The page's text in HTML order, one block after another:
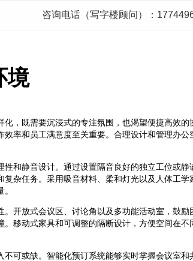
咨询电话（写字楼顾问）：
境
，既需要沉浸式的专注氛围，也渴望便捷高效的
率和员工满意度至关重要。合理设计和管理办公
和静音设计。通过设置隔音良好的独立工位或静
杂任务。采用吸音材料、柔和灯光以及人体工学
开放式会议区、讨论角以及多功能活动室，鼓励
移动式家具和可调整的隔断设计，方便空间在不
可或缺。智能化预订系统能够实时掌握会议室和